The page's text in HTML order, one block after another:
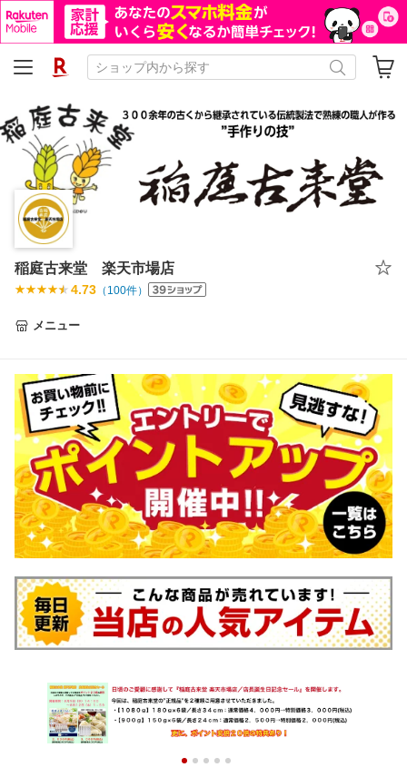
稲庭古来堂 楽天市場店
4.73 （ 100件）
メニュー